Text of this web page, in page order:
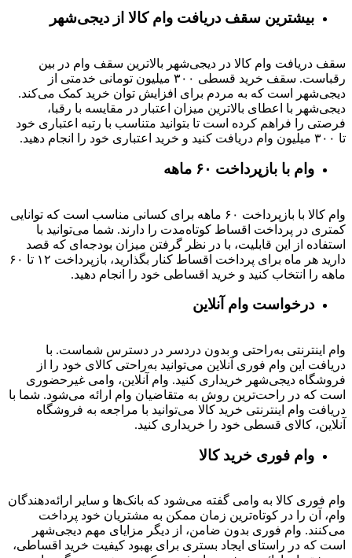
بیشترین سقف دریافت وام کالا از دیجی‌شهر
سقف دریافت وام کالا در دیجی‌شهر بالاترین سقف وام در بین
رقباست. سقف خرید قسطی ۳۰۰ میلیون تومانی خدمتی از
دیجی‌شهر است که به مردم برای افزایش توان خرید کمک می‌کند.
دیجی‌شهر با اعطای بالاترین میزان اعتبار در مقایسه با رقبا،
فرصتی را فراهم کرده است تا بتوانید متناسب با رتبه اعتباری خود
تا ۳۰۰ میلیون وام دریافت کنید و خرید اعتباری خود را انجام دهید.
وام با بازپرداخت ۶۰ ماهه
وام کالا با بازپرداخت ۶۰ ماهه برای کسانی مناسب است که توانایی
کمتری در پرداخت اقساط کوتاه‌مدت را دارند. شما می‌توانید با
استفاده از این قابلیت، با در نظر گرفتن میزان بودجه‌ای که قصد
دارید هر ماه برای پرداخت اقساط کنار بگذارید، بازپرداخت ۱۲ تا ۶۰
ماهه را انتخاب کنید و خرید اقساطی خود را انجام دهید.
درخواست وام آنلاین
وام اینترنتی به‌راحتی و بدون دردسر در دسترس شماست. با
دریافت این وام فوری آنلاین می‌توانید به‌راحتی کالای خود را از
فروشگاه دیجی‌شهر خریداری کنید. وام آنلاین، وامی غیرحضوری
است که در راحت‌ترین روش به متقاضیان وام ارائه می‌شود. شما با
دریافت وام اینترنتی خرید کالا می‌توانید با مراجعه به فروشگاه
آنلاین، کالای قسطی خود را خریداری کنید.
وام فوری خرید کالا
وام فوری کالا به وامی گفته می‌شود که بانک‌ها و سایر ارائه‌دهندگان
وام، آن را در کوتاه‌ترین زمان ممکن به مشتریان خود پرداخت
می‌کنند. وام فوری بدون ضامن، از دیگر مزایای مهم دیجی‌شهر
است که در راستای ایجاد بستری برای بهبود کیفیت خرید اقساطی،